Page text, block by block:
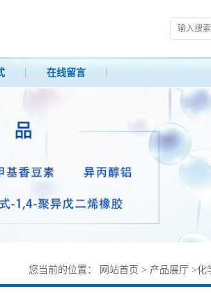
在线留言
您当前的位置： 网站首页 > 产品展厅 >化